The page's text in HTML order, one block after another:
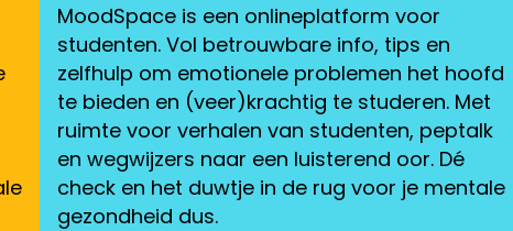
MoodSpace is een onlineplatform voor
studenten. Vol betrouwbare info, tips en
zelfhulp om emotionele problemen het hoofd
te bieden en (veer)krachtig te studeren. Met
ruimte voor verhalen van studenten, peptalk
en wegwijzers naar een luisterend oor. Dé
check en het duwtje in de rug voor je mentale
gezondheid dus.